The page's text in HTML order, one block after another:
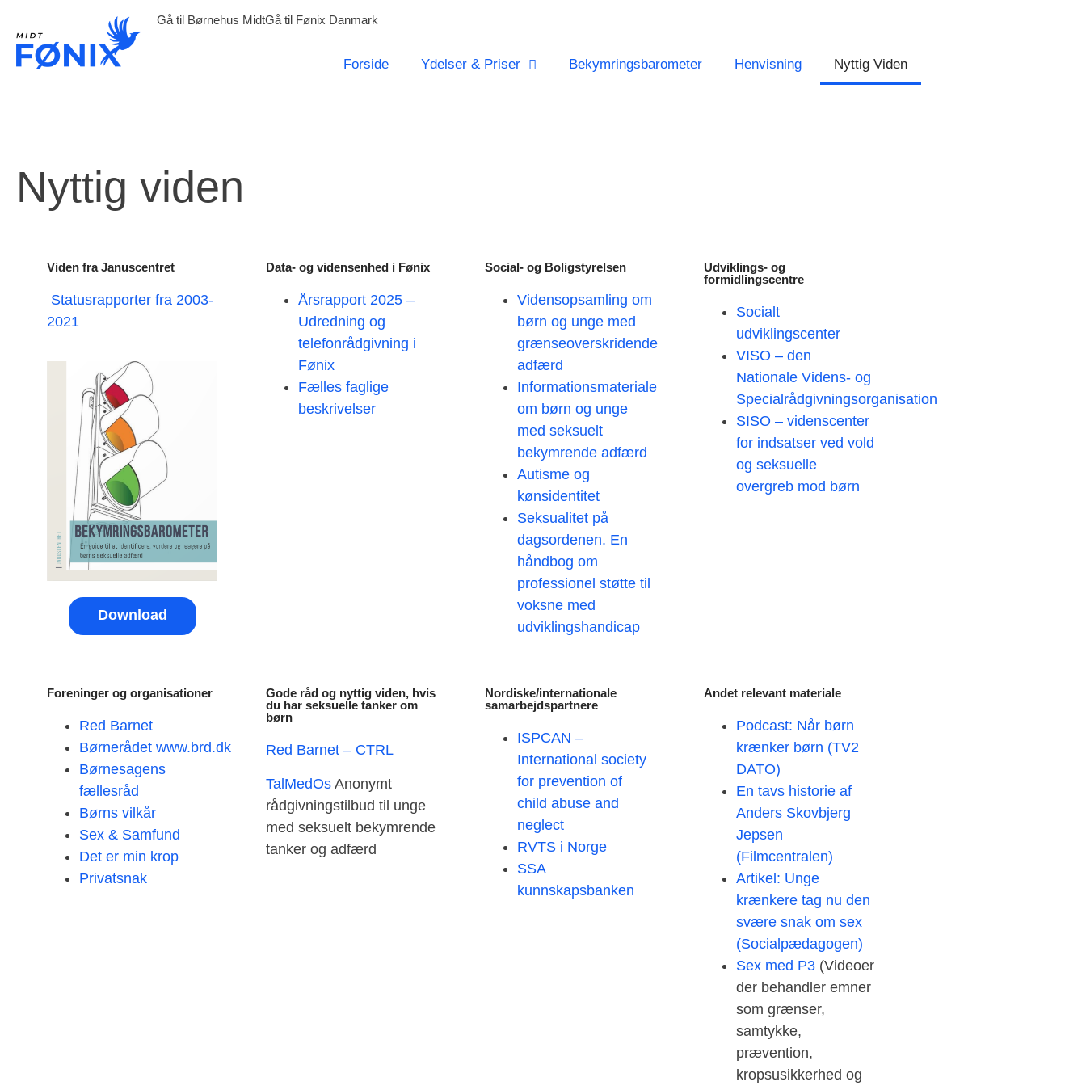
Gå til Børnehus MidtGå til Fønix Danmark
Forside Ydelser & Priser Bekymringsbarometer Henvisning Nyttig Viden
Nyttig viden
Viden fra Januscentret
Statusrapporter fra 2003-
2021
Download
Data- og vidensenhed i Fønix
Årsrapport 2025 –
Udredning og
telefonrådgivning i
Fønix
Fælles faglige
beskrivelser
Social- og Boligstyrelsen
Vidensopsamling om
børn og unge med
grænseoverskridende
adfærd
Informationsmateriale
om børn og unge
med seksuelt
bekymrende adfærd
Autisme og
kønsidentitet
Seksualitet på
dagsordenen. En
håndbog om
professionel støtte til
voksne med
udviklingshandicap
Udviklings- og
formidlingscentre
Socialt
udviklingscenter
VISO – den
Nationale Videns- og
Specialrådgivningsorganisation
SISO – videnscenter
for indsatser ved vold
og seksuelle
overgreb mod børn
Foreninger og organisationer
Red Barnet
Børnerådet www.brd.dk
Børnesagens
fællesråd
Børns vilkår
Sex & Samfund
Det er min krop
Privatsnak
Gode råd og nyttig viden, hvis
du har seksuelle tanker om
børn
Red Barnet – CTRL
TalMedOs Anonymt
rådgivningstilbud til unge
med seksuelt bekymrende
tanker og adfærd
Nordiske/internationale
samarbejdspartnere
ISPCAN –
International society
for prevention of
child abuse and
neglect
RVTS i Norge
SSA
kunnskapsbanken
Andet relevant materiale
Podcast: Når børn
krænker børn (TV2
DATO)
En tavs historie af
Anders Skovbjerg
Jepsen
(Filmcentralen)
Artikel: Unge
krænkere tag nu den
svære snak om sex
(Socialpædagogen)
Sex med P3 (Videoer
der behandler emner
som grænser,
samtykke,
prævention,
kropsusikkerhed og